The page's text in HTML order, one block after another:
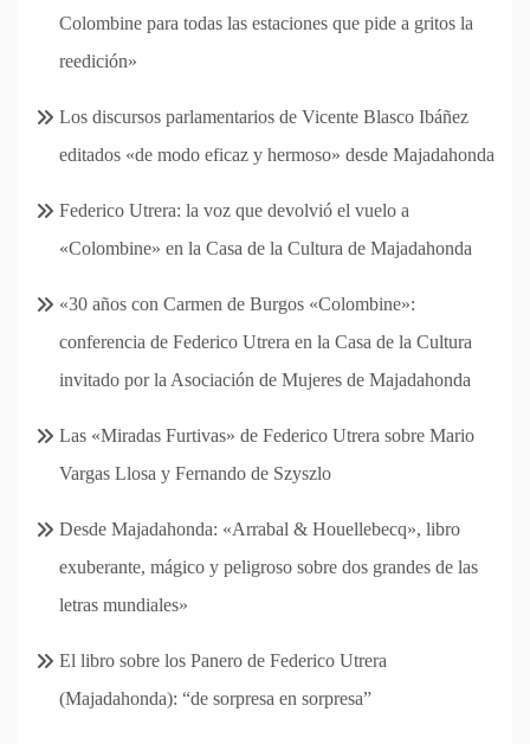
Colombine para todas las estaciones que pide a gritos la
reedición»
Los discursos parlamentarios de Vicente Blasco Ibáñez
editados «de modo eficaz y hermoso» desde Majadahonda
Federico Utrera: la voz que devolvió el vuelo a
«Colombine» en la Casa de la Cultura de Majadahonda
«30 años con Carmen de Burgos «Colombine»:
conferencia de Federico Utrera en la Casa de la Cultura
invitado por la Asociación de Mujeres de Majadahonda
Las «Miradas Furtivas» de Federico Utrera sobre Mario
Vargas Llosa y Fernando de Szyszlo
Desde Majadahonda: «Arrabal & Houellebecq», libro
exuberante, mágico y peligroso sobre dos grandes de las
letras mundiales»
El libro sobre los Panero de Federico Utrera
(Majadahonda): “de sorpresa en sorpresa”